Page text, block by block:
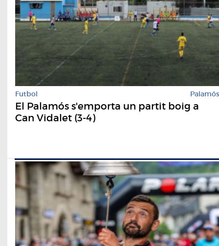
Futbol Palamós
El Palamós s'emporta un partit boig a
Can Vidalet (3-4)